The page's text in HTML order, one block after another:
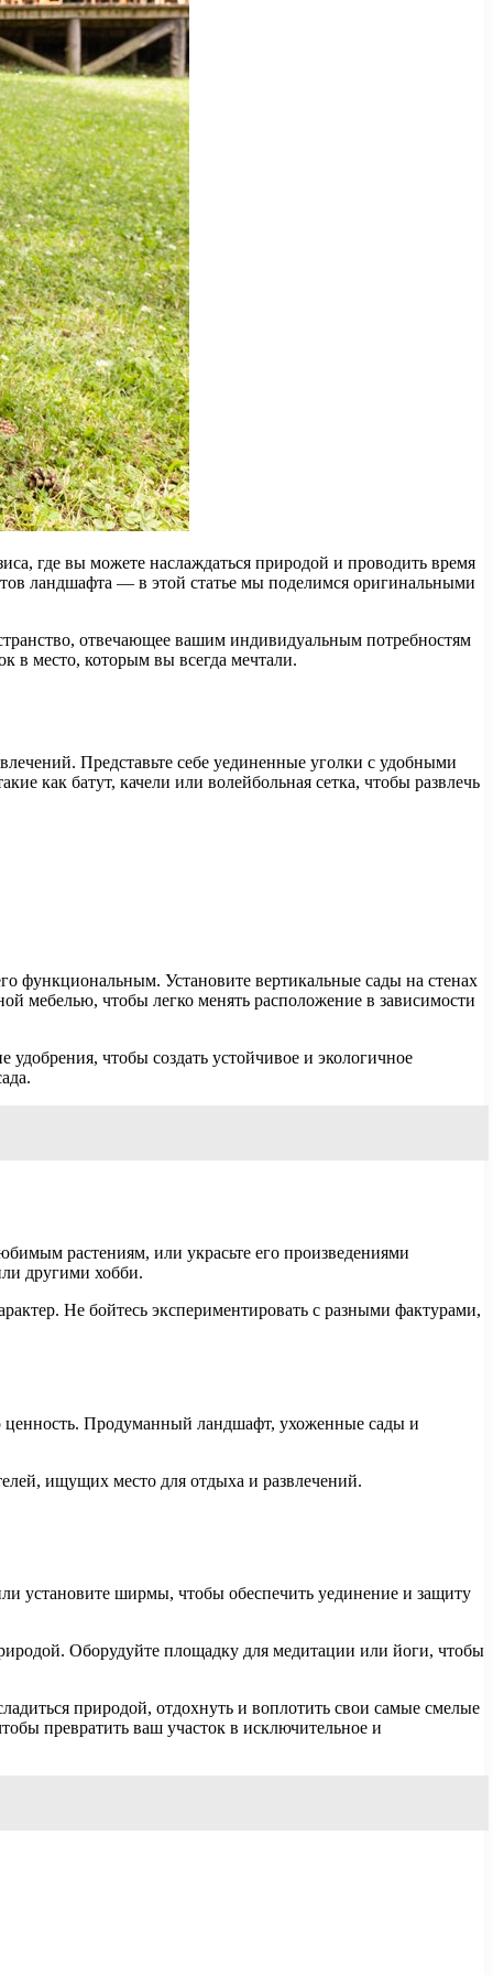
где вы можете наслаждаться природой и проводить время
ландшафта — в этой статье мы поделимся оригинальными
отвечающее вашим индивидуальным потребностям
в место, которым вы всегда мечтали.
Представьте себе уединенные уголки с удобными
как батут, качели или волейбольная сетка, чтобы развлечь
функциональным. Установите вертикальные сады на стенах
мебелью, чтобы легко менять расположение в зависимости
чтобы создать устойчивое и экологичное
растениям, или украсьте его произведениями
другими хобби.
Не бойтесь экспериментировать с разными фактурами,
ценность. Продуманный ландшафт, ухоженные сады и
ищущих место для отдыха и развлечений.
установите ширмы, чтобы обеспечить уединение и защиту
Оборудуйте площадку для медитации или йоги, чтобы
природой, отдохнуть и воплотить свои самые смелые
превратить ваш участок в исключительное и